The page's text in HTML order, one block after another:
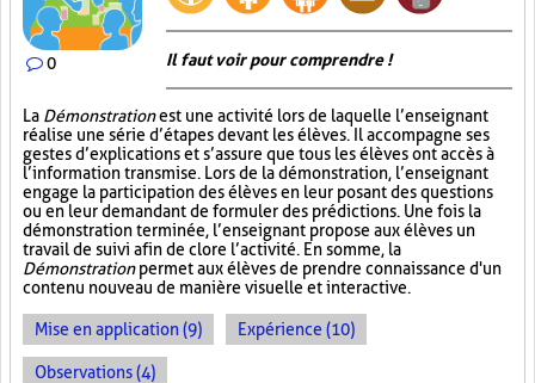
0 Il faut voir pour comprendre !
La Démonstrationest une activité lors de laquelle l’enseignant
réalise une série d’étapes devant les élèves. Il accompagne ses
gestes d’explications et s’assure que tous les élèves ont accès à
l’information transmise. Lors de la démonstration, l’enseignant
engage la participation des élèves en leur posant des questions
ou en leur demandant de formuler des prédictions. Une fois la
démonstration terminée, l’enseignant propose aux élèves un
travail de suivi afin de clore l’activité. En somme, la
Démonstrationpermet aux élèves de prendre connaissance d'un
contenu nouveau de manière visuelle et interactive.
Mise en application (9) Expérience (10)
Observations (4)